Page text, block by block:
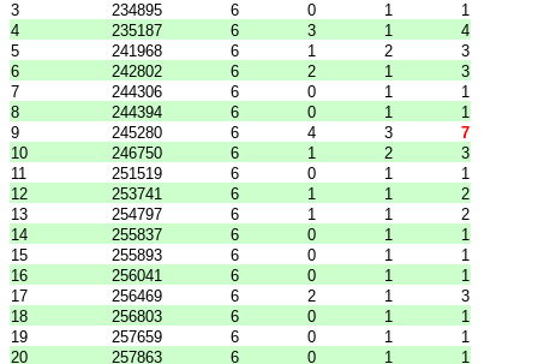
3
234895 6 0 1
1
4
235187 6 3 1
4
5
241968 6 1 2
3
6
242802 6 2 1
3
7
244306 6 0 1
1
8
244394 6 0 1
1
9
245280 6 4 3
7
10
246750 6 1 2
3
11
251519 6 0 1
1
12
253741 6 1 1
2
13
254797 6 1 1
2
14
255837 6 0 1
1
15
255893 6 0 1
1
16
256041 6 0 1
1
17
256469 6 2 1
3
18
256803 6 0 1
1
19
257659 6 0 1
1
20
257863 6 0 1
1